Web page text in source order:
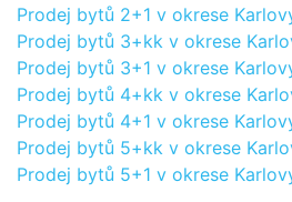
Prodej bytů 2+1 v okrese
Prodej bytů 3+kk v okrese
Prodej bytů 3+1 v okrese
Prodej bytů 4+kk v okrese
Prodej bytů 4+1 v okrese
Prodej bytů 5+kk v okrese
Prodej bytů 5+1 v okrese